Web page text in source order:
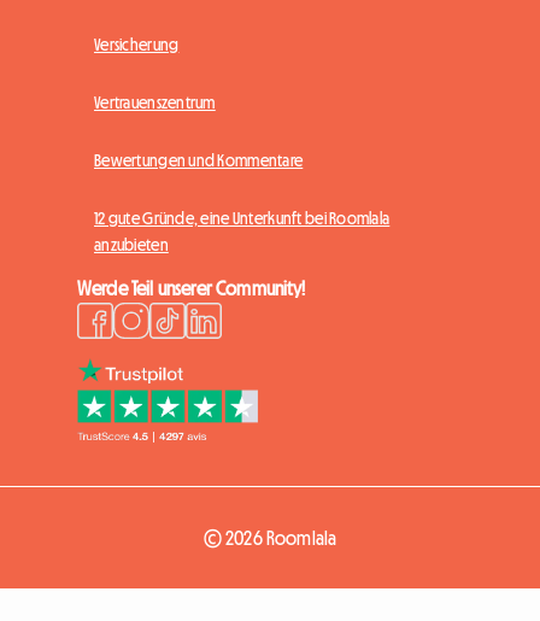
Versicherung
Vertrauenszentrum
Bewertungen und Kommentare
12 gute Gründe, eine Unterkunft bei Roomlala
anzubieten
Werde Teil unserer Community!
© 2026 Roomlala